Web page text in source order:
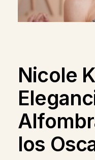
Nicole
los